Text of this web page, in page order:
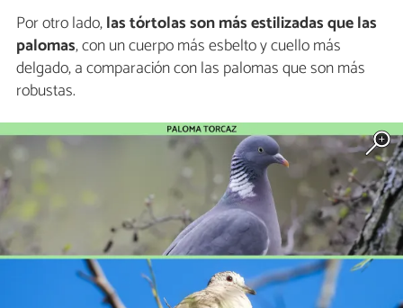
Por otro lado,las tórtolas son más estilizadas que las
palomas, con un cuerpo más esbelto y cuello más
delgado, a comparación con las palomas que son más
robustas.